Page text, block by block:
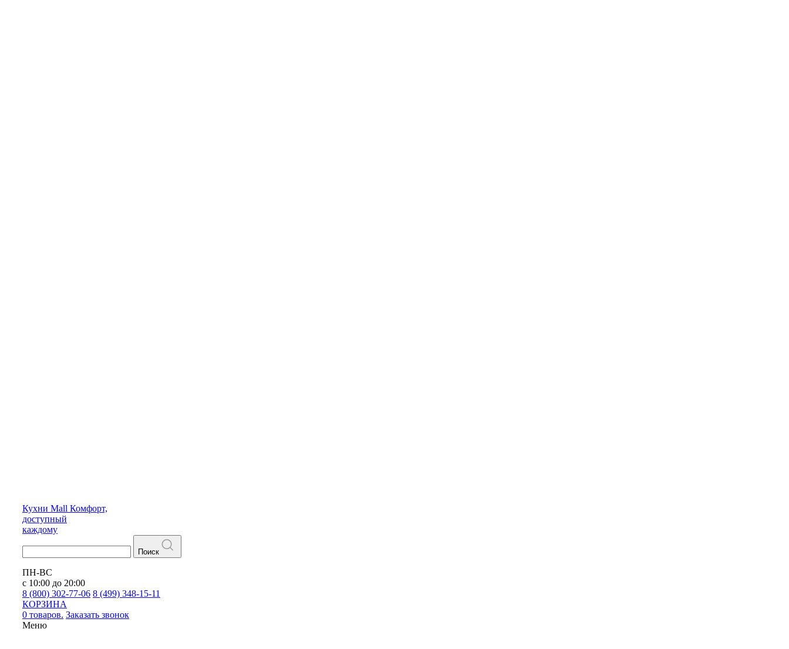
Кухни Mall Комфорт,
доступный
каждому
Поиск
ПН-ВС
с 10:00 до 20:00
8 (800) 302-77-06 8 (499) 348-15-11
КОРЗИНА
0 товаров. Заказать звонок
Меню